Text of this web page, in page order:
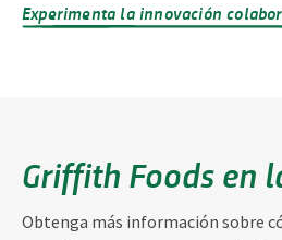
Experimenta la innovación
Griffith Foods en
Obtenga más información sobre